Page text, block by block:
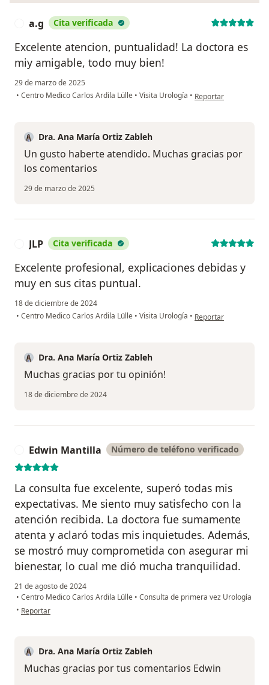
a.g Cita verificada
Excelente atencion, puntualidad! La doctora es
miy amigable, todo muy bien!
29 de marzo de 2025
• Centro Medico Carlos Ardila Lülle • Visita Urología • en opinión del
Reportar
Dra. Ana María Ortiz Zableh
Un gusto haberte atendido. Muchas gracias por
los comentarios
29 de marzo de 2025
JLP Cita verificada
Excelente profesional, explicaciones debidas y
muy en sus citas puntual.
18 de diciembre de 2024
• Centro Medico Carlos Ardila Lülle • Visita Urología • en opinión del usuario
Reportar
Dra. Ana María Ortiz Zableh
Muchas gracias por tu opinión!
18 de diciembre de 2024
Edwin Mantilla Número de teléfono verificado
La consulta fue excelente, superó todas mis
expectativas. Me siento muy satisfecho con la
atención recibida. La doctora fue sumamente
atenta y aclaró todas mis inquietudes. Además,
se mostró muy comprometida con asegurar mi
bienestar, lo cual me dió mucha tranquilidad.
21 de agosto de 2024
• Centro Medico Carlos Ardila Lülle • Consulta de primera vez Urología
• en opinión del usuario Edwin Mantilla
Reportar
Dra. Ana María Ortiz Zableh
Muchas gracias por tus comentarios Edwin